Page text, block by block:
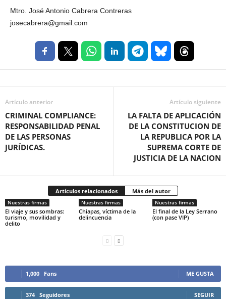
Mtro. José Antonio Cabrera Contreras
josecabrera@gmail.com
Artículo anterior
CRIMINAL COMPLIANCE:
RESPONSABILIDAD PENAL
DE LAS PERSONAS
JURÍDICAS.
Artículo siguiente
LA FALTA DE APLICACIÓN
DE LA CONSTITUCION DE
LA REPUBLICA POR LA
SUPREMA CORTE DE
JUSTICIA DE LA NACION
Artículos relacionados Más del autor
Nuestras firmas
El viaje y sus sombras:
turismo, movilidad y
delito
Nuestras firmas
Chiapas, víctima de la
delincuencia
Nuestras firmas
El final de la Ley Serrano
(con pase VIP)
1,000 Fans ME GUSTA
374 Seguidores SEGUIR